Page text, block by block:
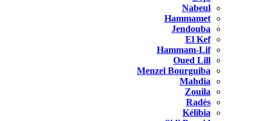
Nabeul
Hammamet
Jendouba
El Kef
Hammam-Lif
Oued Lill
Menzel Bourguiba
Mahdia
Zouila
Radès
Kélibia